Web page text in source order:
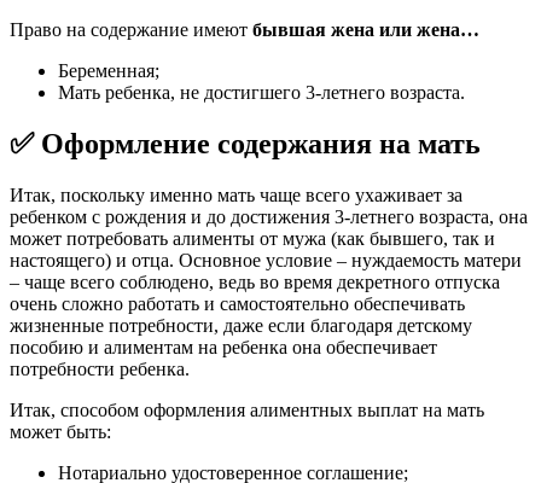
Право на содержание имеют бывшая жена или жена…
Беременная;
Мать ребенка, не достигшего 3-летнего возраста.
✅ Оформление содержания на мать
Итак, поскольку именно мать чаще всего ухаживает за
ребенком с рождения и до достижения 3-летнего возраста, она
может потребовать алименты от мужа (как бывшего, так и
настоящего) и отца. Основное условие – нуждаемость матери
– чаще всего соблюдено, ведь во время декретного отпуска
очень сложно работать и самостоятельно обеспечивать
жизненные потребности, даже если благодаря детскому
пособию и алиментам на ребенка она обеспечивает
потребности ребенка.
Итак, способом оформления алиментных выплат на мать
может быть:
Нотариально удостоверенное соглашение;